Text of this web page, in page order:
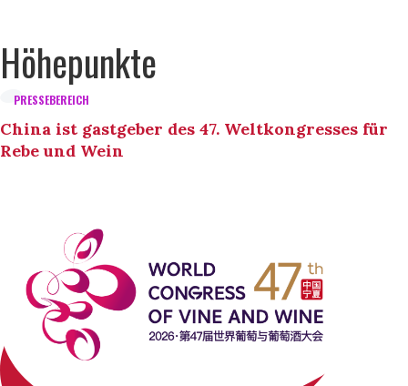
Höhepunkte
PRESSEBEREICH
China ist gastgeber des 47. Weltkongresses für
Rebe und Wein